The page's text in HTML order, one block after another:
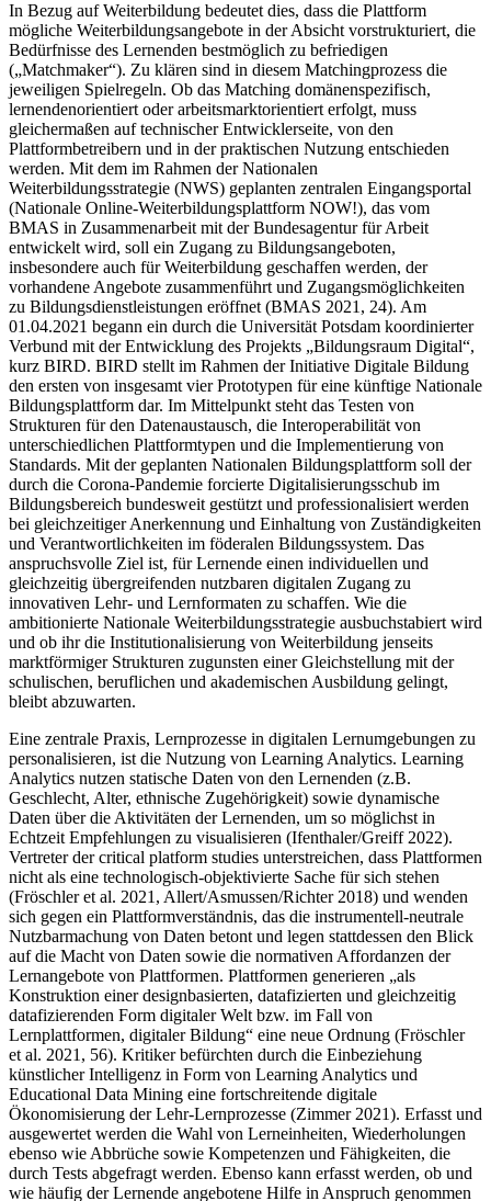
In Bezug auf Weiterbildung bedeutet dies, dass die Plattform
mögliche Weiterbildungsangebote in der Absicht vorstrukturiert, die
Bedürfnisse des Lernenden bestmöglich zu befriedigen
(„Matchmaker“). Zu klären sind in diesem Matchingprozess die
jeweiligen Spielregeln. Ob das Matching domänenspezifisch,
lernendenorientiert oder arbeitsmarktorientiert erfolgt, muss
gleichermaßen auf technischer Entwicklerseite, von den
Plattformbetreibern und in der praktischen Nutzung entschieden
werden. Mit dem im Rahmen der Nationalen
Weiterbildungsstrategie (NWS) geplanten zentralen Eingangsportal
(Nationale Online-Weiterbildungsplattform NOW!), das vom
BMAS in Zusammenarbeit mit der Bundesagentur für Arbeit
entwickelt wird, soll ein Zugang zu Bildungsangeboten,
insbesondere auch für Weiterbildung geschaffen werden, der
vorhandene Angebote zusammenführt und Zugangsmöglichkeiten
zu Bildungsdienstleistungen eröffnet (BMAS 2021, 24). Am
01.04.2021 begann ein durch die Universität Potsdam koordinierter
Verbund mit der Entwicklung des Projekts „Bildungsraum Digital“,
kurz BIRD. BIRD stellt im Rahmen der Initiative Digitale Bildung
den ersten von insgesamt vier Prototypen für eine künftige Nationale
Bildungsplattform dar. Im Mittelpunkt steht das Testen von
Strukturen für den Datenaustausch, die Interoperabilität von
unterschiedlichen Plattformtypen und die Implementierung von
Standards. Mit der geplanten Nationalen Bildungsplattform soll der
durch die Corona-Pandemie forcierte Digitalisierungsschub im
Bildungsbereich bundesweit gestützt und professionalisiert werden
bei gleichzeitiger Anerkennung und Einhaltung von Zuständigkeiten
und Verantwortlichkeiten im föderalen Bildungssystem. Das
anspruchsvolle Ziel ist, für Lernende einen individuellen und
gleichzeitig übergreifenden nutzbaren digitalen Zugang zu
innovativen Lehr- und Lernformaten zu schaffen. Wie die
ambitionierte Nationale Weiterbildungsstrategie ausbuchstabiert wird
und ob ihr die Institutionalisierung von Weiterbildung jenseits
marktförmiger Strukturen zugunsten einer Gleichstellung mit der
schulischen, beruflichen und akademischen Ausbildung gelingt,
bleibt abzuwarten.
Eine zentrale Praxis, Lernprozesse in digitalen Lernumgebungen zu
personalisieren, ist die Nutzung von Learning Analytics. Learning
Analytics nutzen statische Daten von den Lernenden (z.B.
Geschlecht, Alter, ethnische Zugehörigkeit) sowie dynamische
Daten über die Aktivitäten der Lernenden, um so möglichst in
Echtzeit Empfehlungen zu visualisieren (Ifenthaler/Greiff 2022).
Vertreter der critical platform studies unterstreichen, dass Plattformen
nicht als eine technologisch-objektivierte Sache für sich stehen
(Fröschler et al. 2021, Allert/Asmussen/Richter 2018) und wenden
sich gegen ein Plattformverständnis, das die instrumentell-neutrale
Nutzbarmachung von Daten betont und legen stattdessen den Blick
auf die Macht von Daten sowie die normativen Affordanzen der
Lernangebote von Plattformen. Plattformen generieren „als
Konstruktion einer designbasierten, datafizierten und gleichzeitig
datafizierenden Form digitaler Welt bzw. im Fall von
Lernplattformen, digitaler Bildung“ eine neue Ordnung (Fröschler
et al. 2021, 56). Kritiker befürchten durch die Einbeziehung
künstlicher Intelligenz in Form von Learning Analytics und
Educational Data Mining eine fortschreitende digitale
Ökonomisierung der Lehr-Lernprozesse (Zimmer 2021). Erfasst und
ausgewertet werden die Wahl von Lerneinheiten, Wiederholungen
ebenso wie Abbrüche sowie Kompetenzen und Fähigkeiten, die
durch Tests abgefragt werden. Ebenso kann erfasst werden, ob und
wie häufig der Lernende angebotene Hilfe in Anspruch genommen